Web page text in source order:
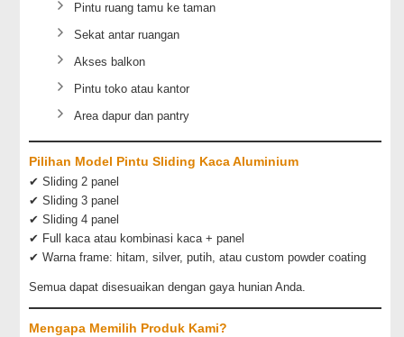
Pintu ruang tamu ke taman
Sekat antar ruangan
Akses balkon
Pintu toko atau kantor
Area dapur dan pantry
Pilihan Model Pintu Sliding Kaca Aluminium
✔ Sliding 2 panel
✔ Sliding 3 panel
✔ Sliding 4 panel
✔ Full kaca atau kombinasi kaca + panel
✔ Warna frame: hitam, silver, putih, atau custom powder coating
Semua dapat disesuaikan dengan gaya hunian Anda.
Mengapa Memilih Produk Kami?